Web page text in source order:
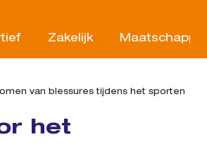
Zakelijk
van blessures tijdens het sporten
het